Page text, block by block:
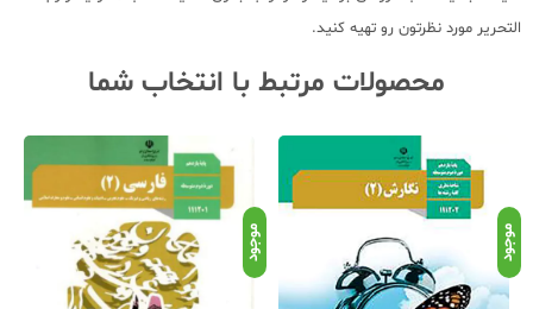
التحریر مورد نظرتون رو تهیه کنید.
محصولات مرتبط با انتخاب شما
موجود موجود